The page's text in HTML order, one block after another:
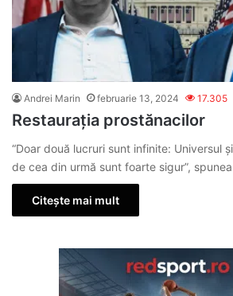
Andrei Marin februarie 13, 2024 17.305
Restaurația prostănacilor
“Doar două lucruri sunt infinite: Universul
de cea din urmă sunt foarte sigur”,
Citește mai mult